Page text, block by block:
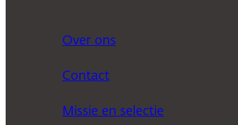
Over ons
Contact
Missie en selectie